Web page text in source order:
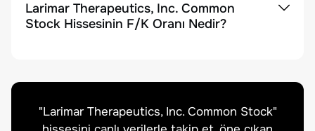
Larimar Therapeutics, Inc. Common
Stock Hissesinin F/K Oranı Nedir?
"Larimar Therapeutics, Inc. Common Stock"